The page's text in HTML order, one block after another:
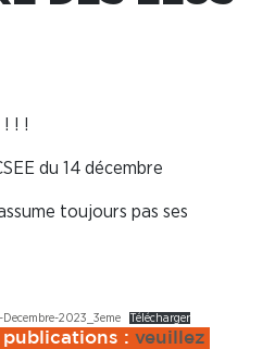
! ! !
du 14 décembre
toujours pas ses
2023_3eme Télécharger
publications : veuillez